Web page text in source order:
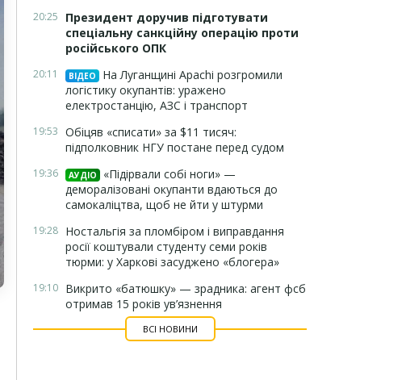
20:25
Президент доручив підготувати
спеціальну санкційну операцію проти
російського ОПК
20:11 ВІДЕО
На Луганщині Apachi розгромили
логістику окупантів: уражено
електростанцію, АЗС і транспорт
19:53 Обіцяв «списати» за $11 тисяч:
підполковник НГУ постане перед судом
19:36 АУДІО
«Підірвали собі ноги» —
деморалізовані окупанти вдаються до
самокаліцтва, щоб не йти у штурми
19:28 Ностальгія за пломбіром і виправдання
росії коштували студенту семи років
тюрми: у Харкові засуджено «блогера»
19:10 Викрито «батюшку» — зрадника: агент фсб
отримав 15 років ув’язнення
ВСІ НОВИНИ